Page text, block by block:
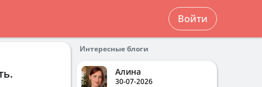
Войти
Интересные блоги
Алина
30-07-2026